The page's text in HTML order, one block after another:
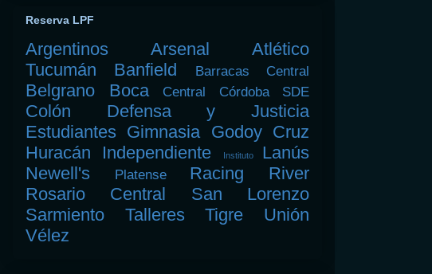
Reserva LPF
Argentinos Arsenal
Atlético
Tucumán
Banfield Barracas Central
Belgrano Boca Central Córdoba SDE
Colón
Defensa y Justicia
Estudiantes Gimnasia Godoy Cruz
Huracán
Independiente Instituto
Lanús
Newell's
Platense Racing
River
Rosario Central
San Lorenzo
Sarmiento
Talleres Tigre
Unión
Vélez